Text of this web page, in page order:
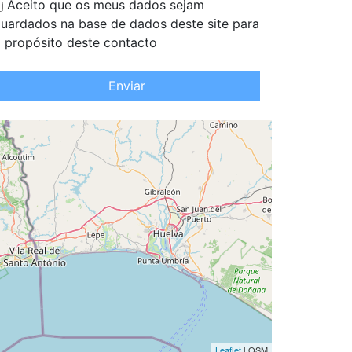
Aceito que os meus dados sejam
na base de dados deste site para
propósito deste contacto
Enviar